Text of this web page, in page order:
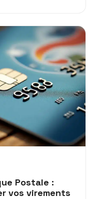
Postale :
vos virements